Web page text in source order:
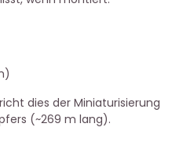
dies der Miniaturisierung
(~269 m lang).